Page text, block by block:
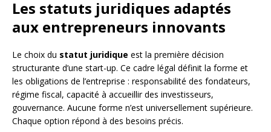
Les statuts juridiques adaptés
aux entrepreneurs innovants
Le choix du statut juridique est la première décision
structurante d’une start-up. Ce cadre légal définit la forme et
les obligations de l’entreprise : responsabilité des fondateurs,
régime fiscal, capacité à accueillir des investisseurs,
gouvernance. Aucune forme n’est universellement supérieure.
Chaque option répond à des besoins précis.